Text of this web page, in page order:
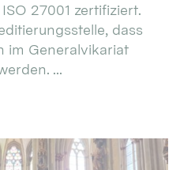
27001 zertifiziert.
dass
im Generalvikariat
...